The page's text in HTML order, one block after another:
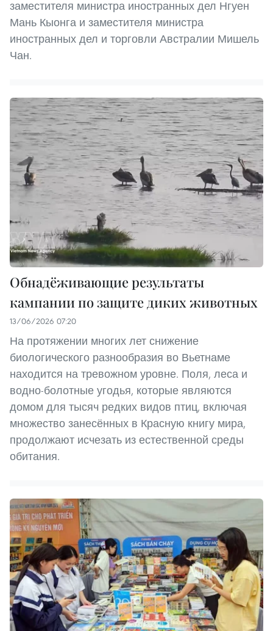
заместителя министра иностранных дел Нгуен
Мань Кыонга и заместителя министра
иностранных дел и торговли Австралии Мишель
Чан.
Обнадёживающие результаты
кампании по защите диких животных
13/06/2026 07:20
На протяжении многих лет снижение
биологического разнообразия во Вьетнаме
находится на тревожном уровне. Поля, леса и
водно-болотные угодья, которые являются
домом для тысяч редких видов птиц, включая
множество занесённых в Красную книгу мира,
продолжают исчезать из естественной среды
обитания.